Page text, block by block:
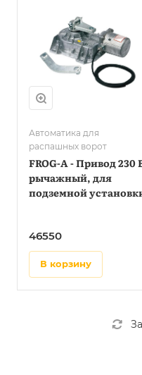
Автоматика для
распашных ворот
FROG-A - Привод 230
рычажный, для
подземной
46550
в корзину